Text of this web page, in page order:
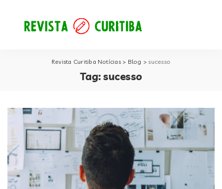
Revista Curitiba Notícias> Blog >sucesso
Tag:sucesso